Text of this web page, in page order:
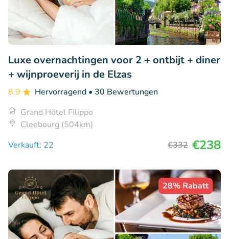
Luxe overnachtingen voor 2 + ontbijt + diner
+ wijnproeverij in de Elzas
8.9 Hervorragend • 30 Bewertungen
Grand Hôtel Filippo
Cleebourg (504km)
Verkauft: 22
€332 €238
28% Rabatt